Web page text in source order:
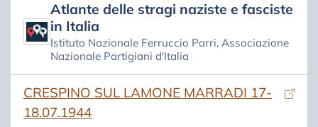
Atlante delle stragi naziste e fasciste
in Italia
Istituto Nazionale Ferruccio Parri, Associazione
Nazionale Partigiani d'Italia
CRESPINO SUL LAMONE MARRADI 17-
18.07.1944
(si apre in una nuova scheda)